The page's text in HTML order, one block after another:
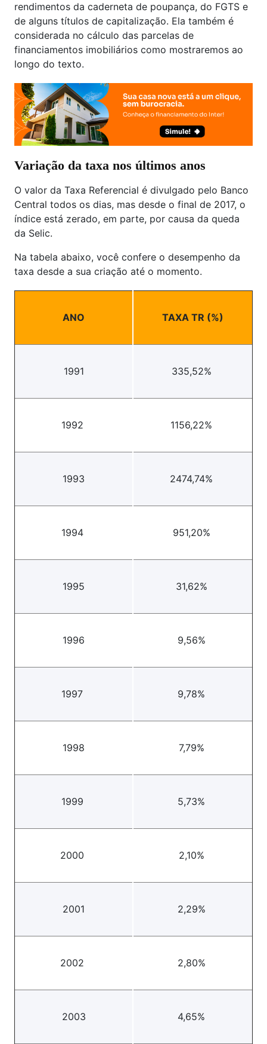
rendimentos da caderneta de poupança, do FGTS e
de alguns títulos de capitalização. Ela também é
considerada no cálculo das parcelas de
financiamentos imobiliários como mostraremos ao
longo do texto.
Variação da taxa nos últimos anos
O valor da Taxa Referencial é divulgado pelo Banco
Central todos os dias, mas desde o final de 2017, o
índice está zerado, em parte, por causa da queda
da Selic.
Na tabela abaixo, você confere o desempenho da
taxa desde a sua criação até o momento.
ANO TAXA TR (%)
1991 335,52%
1992 1156,22%
1993 2474,74%
1994 951,20%
1995 31,62%
1996 9,56%
1997 9,78%
1998 7,79%
1999 5,73%
2000 2,10%
2001 2,29%
2002 2,80%
2003 4,65%